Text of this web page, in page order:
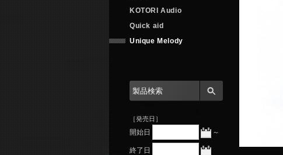
KOTORI Audio
Quick aid
Unique Melody
［発売日］
開始日 ～
終了日